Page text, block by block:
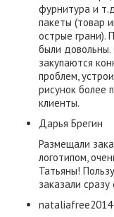
фурнитура и
пакеты (товар
острые грани).
были довольны.
закупаются
проблем,
рисунок более
клиенты.
​Дарья Брегин
Размещали
логотипом,
Татьяны!
заказали
nataliafree2014